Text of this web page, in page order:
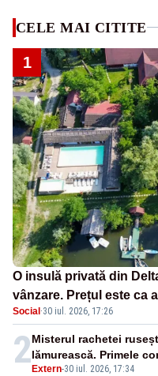
CELE MAI CITITE
1
O insulă privată din
vânzare. Prețul este ca
Social ·30 iul. 2026, 17:26
2 Extern-30 iul. 2026, 17:34
Misterul rachetei
lămurească. Primele